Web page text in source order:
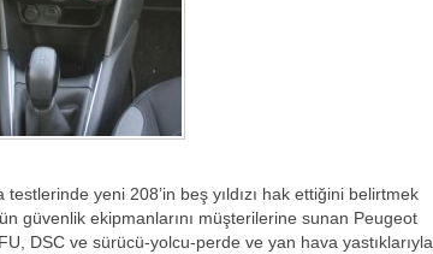
testlerinde yeni 208’in beş yıldızı hak ettiğini belirtmek
güvenlik ekipmanlarını müşterilerine sunan Peugeot
DSC ve sürücü-yolcu-perde ve yan hava yastıklarıyla